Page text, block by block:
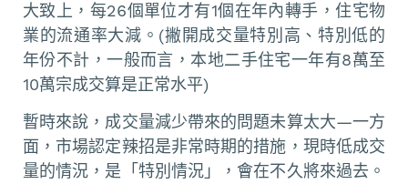
大致上，每26個單位才有1個在年內轉手，住宅物
業的流通率大減。(撇開成交量特別高、特別低的
年份不計，一般而言，本地二手住宅一年有8萬至
10萬宗成交算是正常水平)
暫時來說，成交量減少帶來的問題未算太大—一方
面，市場認定辣招是非常時期的措施，現時低成交
量的情況，是「特別情況」，會在不久將來過去。